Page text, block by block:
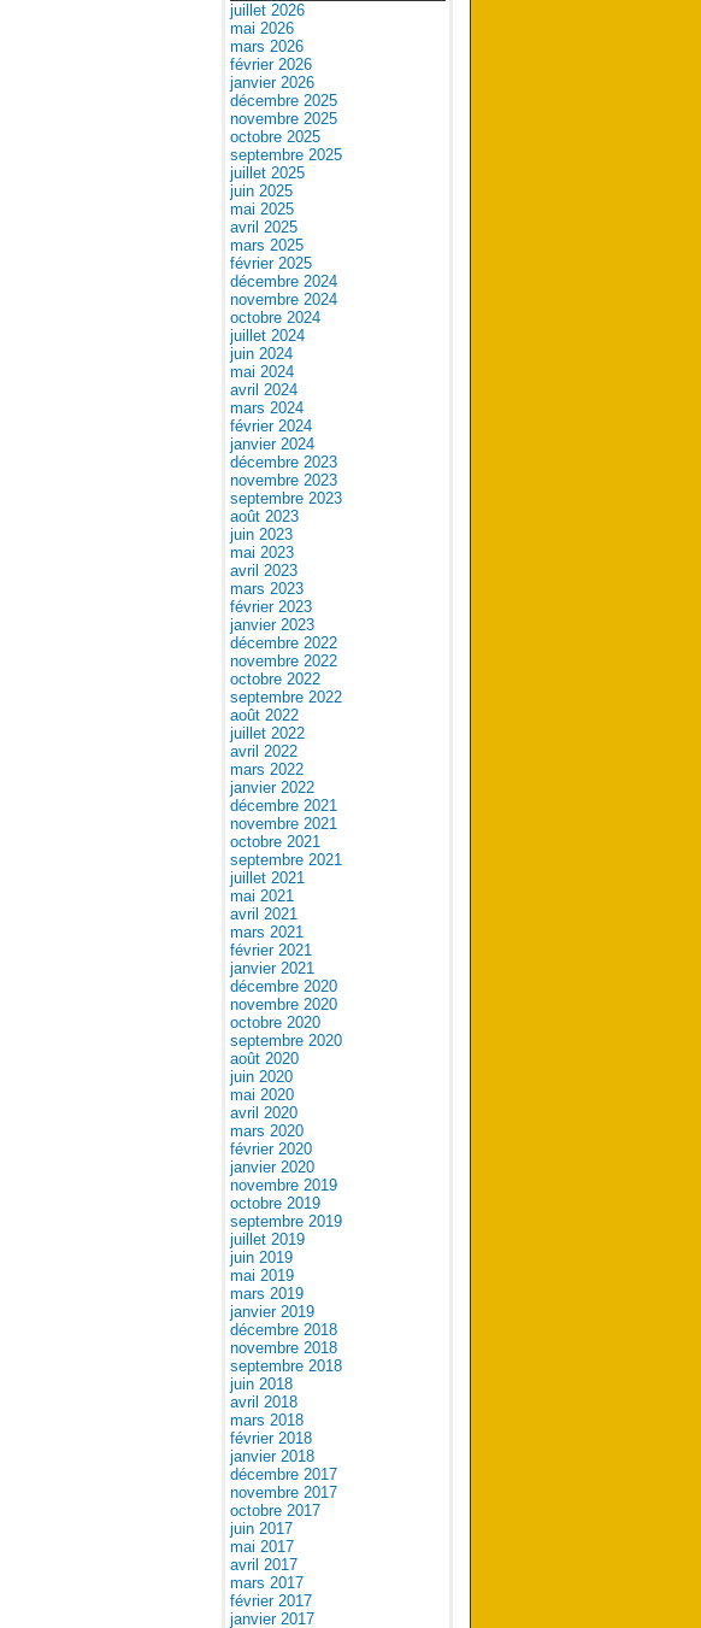
juillet 2026
mai 2026
mars 2026
février 2026
janvier 2026
décembre 2025
novembre 2025
octobre 2025
septembre 2025
juillet 2025
juin 2025
mai 2025
avril 2025
mars 2025
février 2025
décembre 2024
novembre 2024
octobre 2024
juillet 2024
juin 2024
mai 2024
avril 2024
mars 2024
février 2024
janvier 2024
décembre 2023
novembre 2023
septembre 2023
août 2023
juin 2023
mai 2023
avril 2023
mars 2023
février 2023
janvier 2023
décembre 2022
novembre 2022
octobre 2022
septembre 2022
août 2022
juillet 2022
avril 2022
mars 2022
janvier 2022
décembre 2021
novembre 2021
octobre 2021
septembre 2021
juillet 2021
mai 2021
avril 2021
mars 2021
février 2021
janvier 2021
décembre 2020
novembre 2020
octobre 2020
septembre 2020
août 2020
juin 2020
mai 2020
avril 2020
mars 2020
février 2020
janvier 2020
novembre 2019
octobre 2019
septembre 2019
juillet 2019
juin 2019
mai 2019
mars 2019
janvier 2019
décembre 2018
novembre 2018
septembre 2018
juin 2018
avril 2018
mars 2018
février 2018
janvier 2018
décembre 2017
novembre 2017
octobre 2017
juin 2017
mai 2017
avril 2017
mars 2017
février 2017
janvier 2017